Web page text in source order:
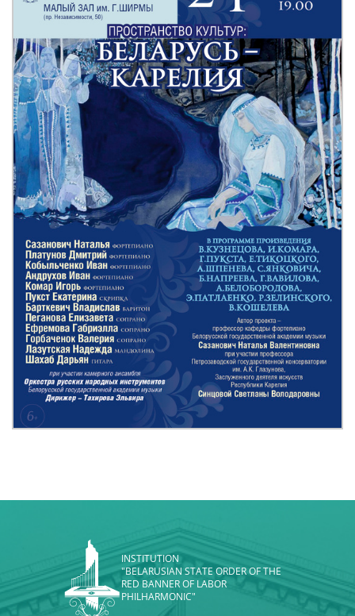
INSTITUTION
"BELARUSIAN STATE ORDER OF THE
RED BANNER OF LABOR
PHILHARMONIC"